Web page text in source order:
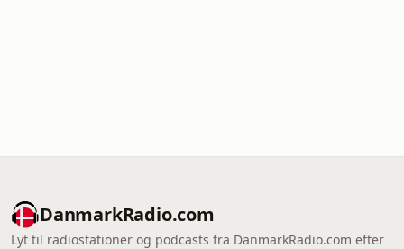
DanmarkRadio.com
Lyt til radiostationer og podcasts fra DanmarkRadio.com efter